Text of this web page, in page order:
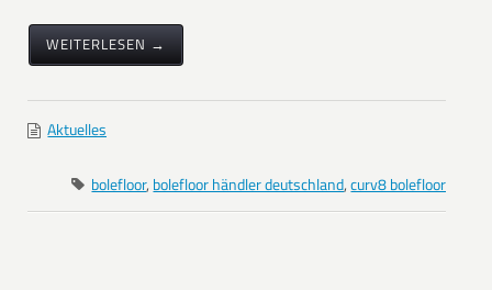
WEITERLESEN →
Aktuelles
bolefloor, bolefloor händler deutschland,curv8 bolefloor